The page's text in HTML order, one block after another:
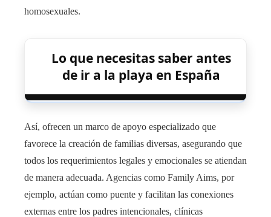
homosexuales.
Lo que necesitas saber antes
de ir a la playa en España
Así, ofrecen un marco de apoyo especializado que
favorece la creación de familias diversas, asegurando que
todos los requerimientos legales y emocionales se atiendan
de manera adecuada. Agencias como Family Aims, por
ejemplo, actúan como puente y facilitan las conexiones
externas entre los padres intencionales, clínicas